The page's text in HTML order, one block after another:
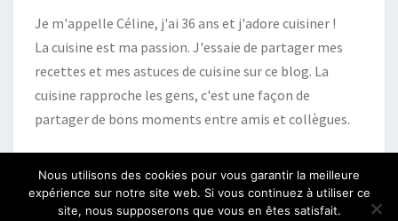
Je m'appelle Céline, j'ai 36 ans et j'adore cuisiner !
La cuisine est ma passion. J'essaie de partager mes
recettes et mes astuces de cuisine sur ce blog. La
cuisine rapproche les gens, c'est une façon de
partager de bons moments entre amis et collègues.
Nous utilisons des cookies pour vous garantir la meilleure
expérience sur notre site web. Si vous continuez à utiliser ce
site, nous supposerons que vous en êtes satisfait.